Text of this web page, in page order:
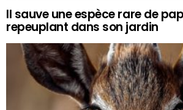
Il sauve une espèce rare de
repeuplant dans son jardin